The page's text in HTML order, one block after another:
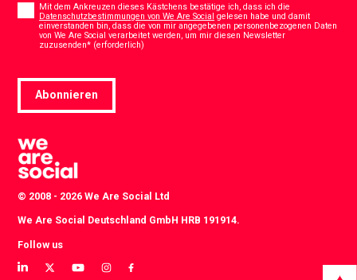
Mit dem Ankreuzen dieses Kästchens bestätige ich, dass ich die
Datenschutzbestimmungen von We Are Social gelesen habe und damit
einverstanden bin, dass die von mir angegebenen personenbezogenen Daten
von We Are Social verarbeitet werden, um mir diesen Newsletter
zuzusenden* (erforderlich)
Abonnieren
© 2008 - 2026 We Are Social Ltd
We Are Social Deutschland GmbH HRB 191914.
Follow us
View
View
View
View
View